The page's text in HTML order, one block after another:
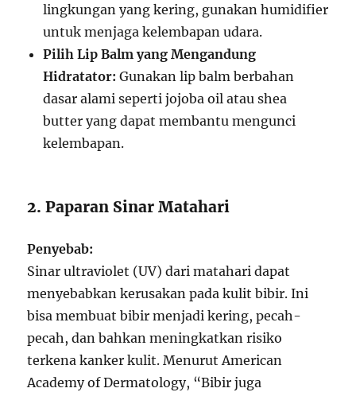
lingkungan yang kering, gunakan humidifier
untuk menjaga kelembapan udara.
Pilih Lip Balm yang Mengandung
Hidratator: Gunakan lip balm berbahan
dasar alami seperti jojoba oil atau shea
butter yang dapat membantu mengunci
kelembapan.
2. Paparan Sinar Matahari
Penyebab:
Sinar ultraviolet (UV) dari matahari dapat
menyebabkan kerusakan pada kulit bibir. Ini
bisa membuat bibir menjadi kering, pecah-
pecah, dan bahkan meningkatkan risiko
terkena kanker kulit. Menurut American
Academy of Dermatology, “Bibir juga